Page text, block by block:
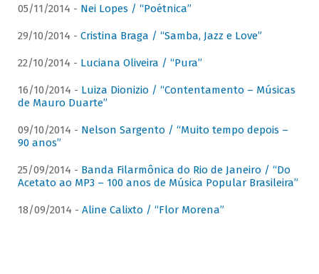
05/11/2014 - Nei Lopes / “Poétnica”
29/10/2014 - Cristina Braga / “Samba, Jazz e Love”
22/10/2014 - Luciana Oliveira / “Pura”
16/10/2014 - Luiza Dionizio / “Contentamento – Músicas
de Mauro Duarte”
09/10/2014 - Nelson Sargento / “Muito tempo depois –
90 anos”
25/09/2014 - Banda Filarmônica do Rio de Janeiro / “Do
Acetato ao MP3 – 100 anos de Música Popular Brasileira”
18/09/2014 - Aline Calixto / “Flor Morena”